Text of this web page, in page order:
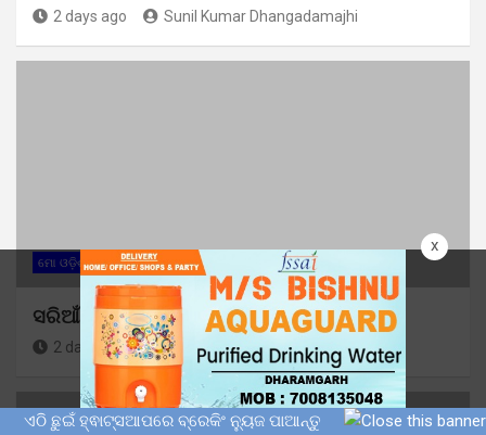
x
2 days ago Sunil Kumar Dhangadamajhi
ମୋ ଓଡ଼ିଶା
ସରିଆଁ କ୍ଲଷ୍ଟର ସ୍ତରୀୟ ମାସିକ ବୈଠକ ଅନୁଷ୍ଠିତ
2 days ago Sunil Kumar Dhangadamajhi
ଏଠି ଛୁଇଁ ହ୍ଵାଟ୍ସଆପରେ ବ୍ରେକିଂ ନ୍ୟୁଜ ପାଆନ୍ତୁ